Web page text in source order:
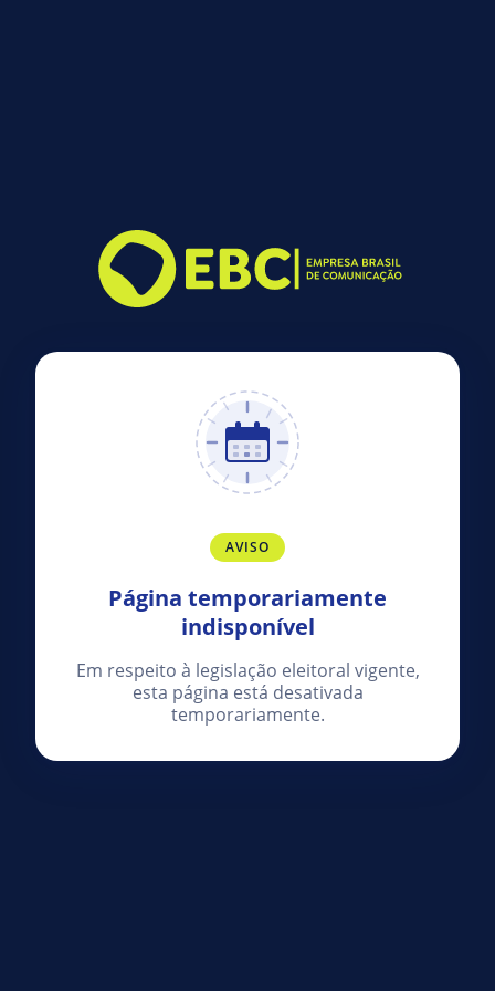
AVISO
Página temporariamente
indisponível
Em respeito à legislação eleitoral vigente,
esta página está desativada
temporariamente.